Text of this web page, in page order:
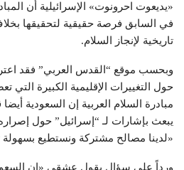
«يديعوت احرونوت» الإسرائيلية أن
في السابق فرصة حقيقية لتحقيقها
تاريخية لإنجاز السلام.
وبحسب موقع “القدس العربي” فقد
حول التغييرات الإقليمية الكبيرة
مبادرة السلام العربية إن السعودية
يبعث بإشارات لـ “إسرائيل” حول
«لدينا مصالح مشتركة ونستطيع بسهولة
ورداً على سؤال يقول عشقي «إن